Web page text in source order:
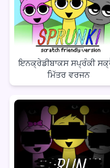
ਇਨਕ੍ਰੇਡੀਬਾਕਸ ਸਪ੍ਰੰਕੀ
ਮਿੱਤਰ ਵਰਜਨ